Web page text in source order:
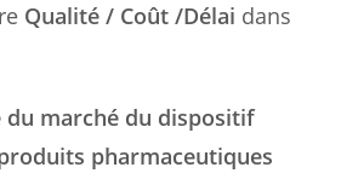
Qualité / Coût /Délai dans
du marché du dispositif
pharmaceutiques